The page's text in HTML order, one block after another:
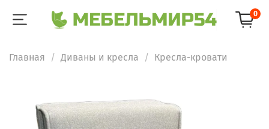
0
Главная Диваны и кресла Кресла-кровати